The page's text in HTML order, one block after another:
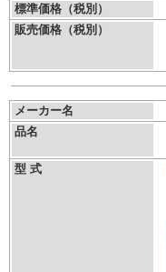
標準価格（税別）
販売価格（税別）
メーカー名
品名
型 式